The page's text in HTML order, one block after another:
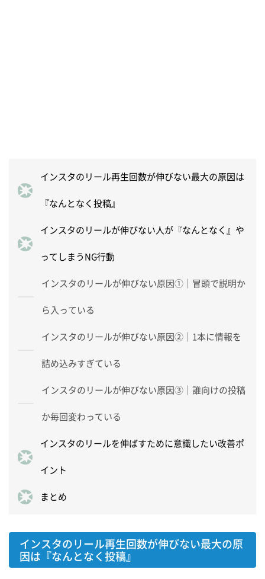
インスタのリール再生回数が伸びない最大の原因は
『なんとなく投稿』
インスタのリールが伸びない人が『なんとなく』や
ってしまうNG行動
インスタのリールが伸びない原因①｜冒頭で説明か
ら入っている
インスタのリールが伸びない原因②｜1本に情報を
詰め込みすぎている
インスタのリールが伸びない原因③｜誰向けの投稿
か毎回変わっている
インスタのリールを伸ばすために意識したい改善ポ
イント
まとめ
インスタのリール再生回数が伸びない最大の原
因は『なんとなく投稿』